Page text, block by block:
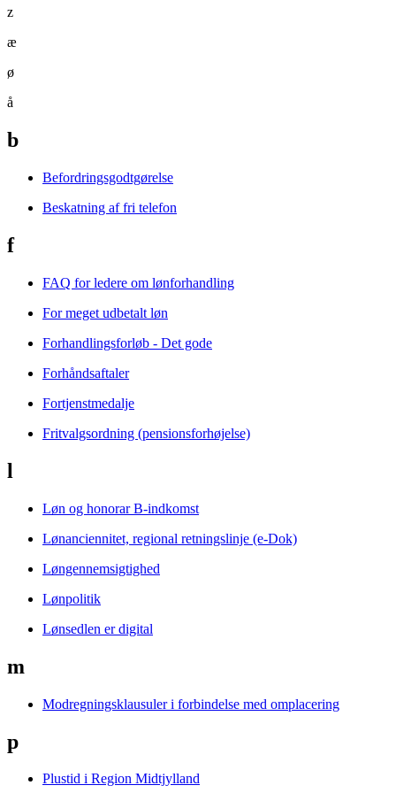
z
æ
ø
å
b
Befordringsgodtgørelse
Beskatning af fri telefon
f
FAQ for ledere om lønforhandling
For meget udbetalt løn
Forhandlingsforløb - Det gode
Forhåndsaftaler
Fortjenstmedalje
Fritvalgsordning (pensionsforhøjelse)
l
Løn og honorar B-indkomst
Lønanciennitet, regional retningslinje (e-Dok)
Løngennemsigtighed
Lønpolitik
Lønsedlen er digital
m
Modregningsklausuler i forbindelse med omplacering
p
Plustid i Region Midtjylland